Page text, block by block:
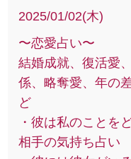
2025/01/02(木)
〜恋愛占い〜
結婚成就、復活愛
係、略奪愛、年の
ど
・彼は私のことを
相手の気持ち占い